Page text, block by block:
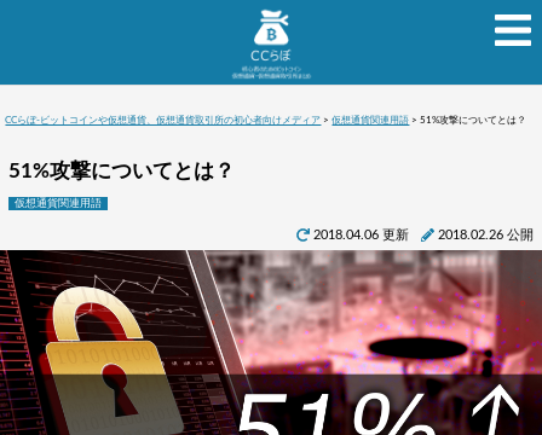
CCらぼ-ビットコインや仮想通貨、仮想通貨取引所の初心者向けメディア >仮想通貨関連用語 >51%攻撃についてとは？
51%攻撃についてとは？
仮想通貨関連用語
2018.02.26 公開
2018.04.06 更新